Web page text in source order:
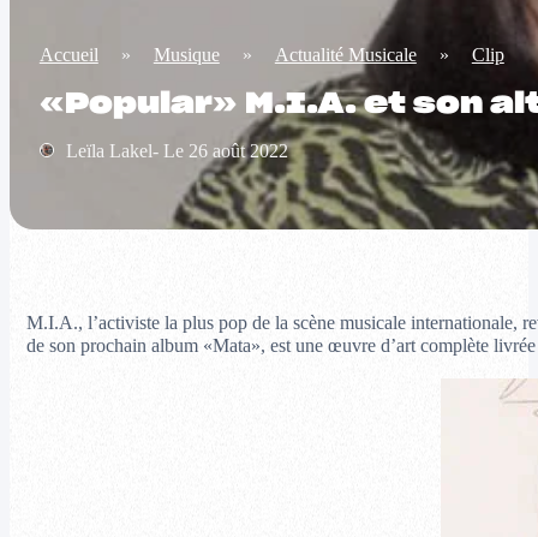
Accueil » Musique » Actualité Musicale » Clip
«Popular» M.I.A. et son
Leïla Lakel- Le 26 août 2022
M.I.A., l’activiste la plus pop de la scène musicale internationale,
de son prochain album «Mata», est une œuvre d’art complète